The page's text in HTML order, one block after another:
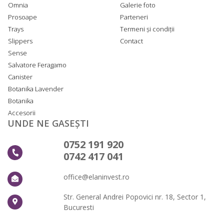
Omnia
Prosoape
Trays
Slippers
Sense
Salvatore Feragamo
Canister
Botanika Lavender
Botanika
Accesorii
Galerie foto
Parteneri
Termeni și condiții
Contact
UNDE NE GASEȘTI
0752 191 920
0742 417 041
office@elaninvest.ro
Str. General Andrei Popovici nr. 18, Sector 1,
Bucuresti